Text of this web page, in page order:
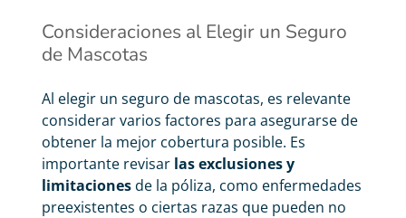
Consideraciones al Elegir un Seguro
de Mascotas
Al elegir un seguro de mascotas, es relevante
considerar varios factores para asegurarse de
obtener la mejor cobertura posible. Es
importante revisar las exclusiones y
limitacionesde la póliza, como enfermedades
preexistentes o ciertas razas que pueden no